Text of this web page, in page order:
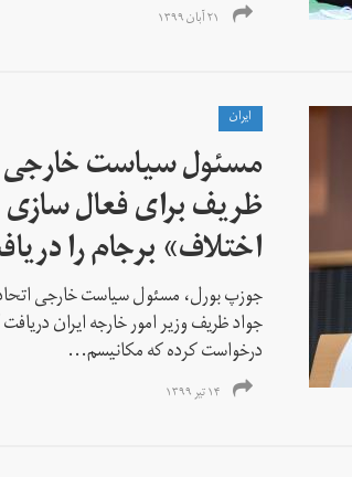
۲۱ آبان ۱۳۹۹
ايران
مسئول سیاست خارجی
ظریف برای فعال
اختلاف» برجام را
جوزپ بورل، مسئول سیاست خارجی
جواد ظریف وزیر امور خارجه ایران
درخواست کرده که مکانیسم...
۱۴ تیر ۱۳۹۹